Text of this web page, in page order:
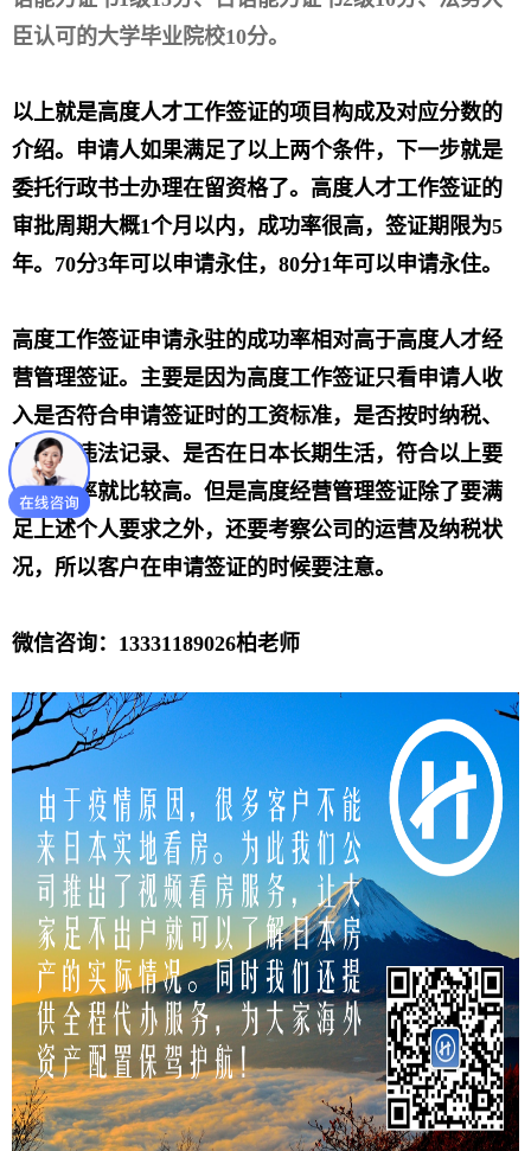
臣认可的大学毕业院校10分。
以上就是高度人才工作签证的项目构成及对应分数的
介绍。申请人如果满足了以上两个条件，下一步就是
委托行政书士办理在留资格了。高度人才工作签证的
审批周期大概1个月以内，成功率很高，签证期限为5
年。70分3年可以申请永住，80分1年可以申请永住。
高度工作签证申请永驻的成功率相对高于高度人才经
营管理签证。主要是因为高度工作签证只看申请人收
入是否符合申请签证时的工资标准，是否按时纳税、
是否有违法记录、是否在日本长期生活，符合以上要
求成功率就比较高。但是高度经营管理签证除了要满
足上述个人要求之外，还要考察公司的运营及纳税状
况，所以客户在申请签证的时候要注意。
微信咨询：13331189026柏老师